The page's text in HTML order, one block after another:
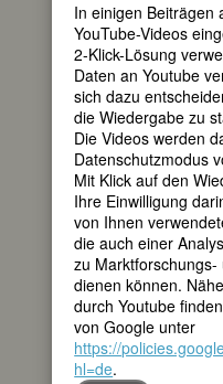
RUTH ANDREAS-
In einigen Beiträgen
YouTube-Videos
2-Klick-Lösung
Daten an Youtube
sich dazu
die Wiedergabe zu
Die Videos werden
Datenschutzmodus
Mit Klick auf den
Ihre Einwilligung
von Ihnen
die auch einer
zu
dienen können.
durch Youtube
von Google unter
https://
hl=de.